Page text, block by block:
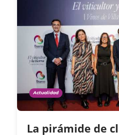
Actualidad
La pirámide de